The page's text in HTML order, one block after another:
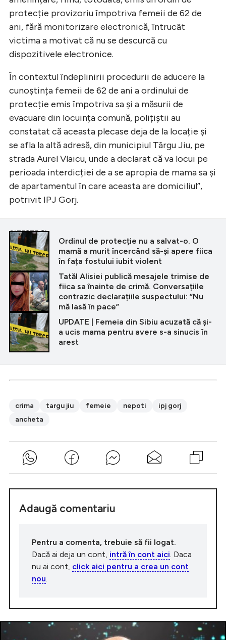
protecție provizoriu împotriva femeii de 62 de
ani, fără monitorizare electronică, întrucât
victima a motivat că nu se descurcă cu
dispozitivele electronice.
În contextul îndeplinirii procedurii de aducere la
cunoştința femeii de 62 de ani a ordinului de
protecție emis împotriva sa şi a măsurii de
evacuare din locuința comună, polițiştii au
constatat că aceasta plecase deja de la locație şi
se afla la altă adresă, din municipiul Târgu Jiu, pe
strada Aurel Vlaicu, unde a declarat că va locui pe
perioada interdicției de a se apropia de mama sa şi
de apartamentul în care aceasta are domiciliul”,
potrivit IPJ Gorj.
CITEȘTE ȘI
Ordinul de protecție nu a salvat-o. O
mamă a murit încercând să-și apere fiica
în fața fostului iubit violent
Tatăl Alisiei publică mesajele trimise de
fiica sa înainte de crimă. Conversațiile
contrazic declarațiile suspectului: ”Nu
mă lasă în pace”
UPDATE | Femeia din Sibiu acuzată că și-
a ucis mama pentru avere s-a sinucis în
arest
crima targu jiu femeie nepoti
ipj gorj
ancheta
Adaugă comentariu
Pentru a comenta, trebuie să fii logat.
Dacă ai deja un cont, intră în cont aici . Daca
nu ai cont, click aici pentru a crea un cont
nou